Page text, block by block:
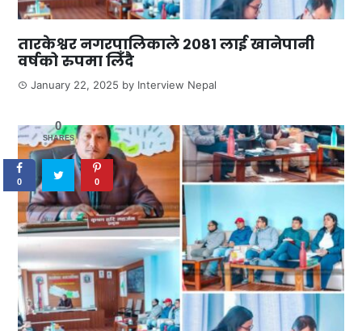
तारकेश्वर नगरपालिकाले २०८१ लाई खानेपानी
वर्षको रुपमा लिँदै
January 22, 2025 by Interview Nepal
0
SHARES
0 0